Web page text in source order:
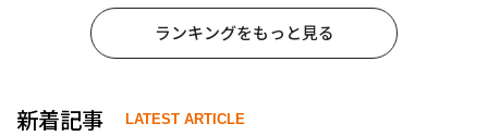
ランキングをもっと見る
新着記事 LATEST ARTICLE